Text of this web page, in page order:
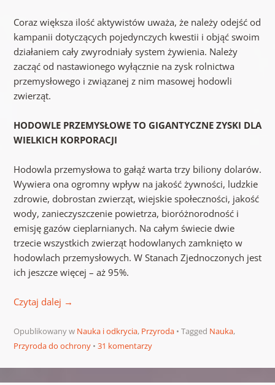
Coraz większa ilość aktywistów uważa, że należy odejść od
kampanii dotyczących pojedynczych kwestii i objąć swoim
działaniem cały zwyrodniały system żywienia. Należy
zacząć od nastawionego wyłącznie na zysk rolnictwa
przemysłowego i związanej z nim masowej hodowli
zwierząt.
HODOWLE PRZEMYSŁOWE TO GIGANTYCZNE ZYSKI DLA
WIELKICH KORPORACJI
Hodowla przemysłowa to gałąź warta trzy biliony dolarów.
Wywiera ona ogromny wpływ na jakość żywności, ludzkie
zdrowie, dobrostan zwierząt, wiejskie społeczności, jakość
wody, zanieczyszczenie powietrza, bioróżnorodność i
emisję gazów cieplarnianych. Na całym świecie dwie
trzecie wszystkich zwierząt hodowlanych zamknięto w
hodowlach przemysłowych. W Stanach Zjednoczonych jest
ich jeszcze więcej – aż 95%.
Czytaj dalej →
Opublikowany w Nauka i odkrycia, Przyroda Tagged Nauka,
Przyroda do ochrony
31 komentarzy